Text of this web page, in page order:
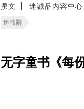
撰文 迷誠品內容中心
迷韩剧
无字童书《每